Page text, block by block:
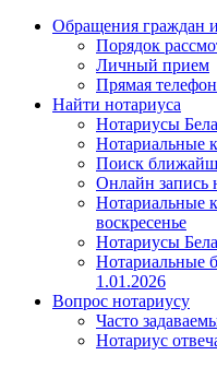
Обращения граждан
Порядок
Личный прием
Прямая
Найти нотариуса
Нотариусы
Нотариальные
Поиск
Онлайн запись
Нотариальные
воскресенье
Нотариусы
Нотариальные
1.01.2026
Вопрос нотариусу
Часто
Нотариус